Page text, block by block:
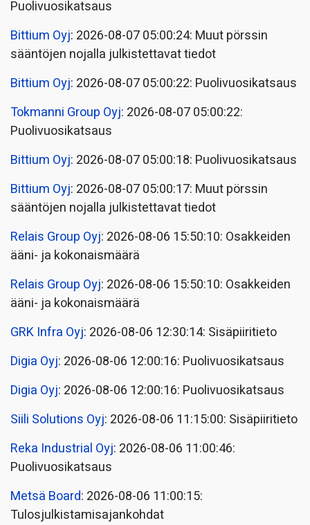
Puolivuosikatsaus
Bittium Oyj: 2026-08-07 05:00:24: Muut pörssin
sääntöjen nojalla julkistettavat tiedot
Bittium Oyj: 2026-08-07 05:00:22: Puolivuosikatsaus
Tokmanni Group Oyj: 2026-08-07 05:00:22:
Puolivuosikatsaus
Bittium Oyj: 2026-08-07 05:00:18: Puolivuosikatsaus
Bittium Oyj: 2026-08-07 05:00:17: Muut pörssin
sääntöjen nojalla julkistettavat tiedot
Relais Group Oyj: 2026-08-06 15:50:10: Osakkeiden
ääni- ja kokonaismäärä
Relais Group Oyj: 2026-08-06 15:50:10: Osakkeiden
ääni- ja kokonaismäärä
GRK Infra Oyj: 2026-08-06 12:30:14: Sisäpiiritieto
Digia Oyj: 2026-08-06 12:00:16: Puolivuosikatsaus
Digia Oyj: 2026-08-06 12:00:16: Puolivuosikatsaus
Siili Solutions Oyj: 2026-08-06 11:15:00: Sisäpiiritieto
Reka Industrial Oyj: 2026-08-06 11:00:46:
Puolivuosikatsaus
Metsä Board: 2026-08-06 11:00:15:
Tulosjulkistamisajankohdat